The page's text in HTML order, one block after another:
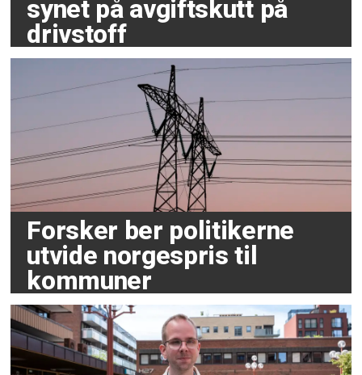
synet på avgiftskutt på
drivstoff
Forsker ber politikerne
utvide norgespris til
kommuner